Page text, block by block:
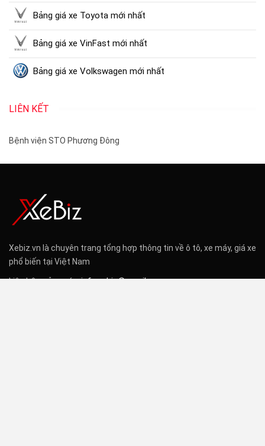
Bảng giá xe Toyota mới nhất
Bảng giá xe VinFast mới nhất
Bảng giá xe Volkswagen mới nhất
LIÊN KẾT
Bệnh viện STO Phương Đông
Xebiz.vn là chuyên trang tổng hợp thông tin về ô tô, xe máy, giá xe
phổ biến tại Việt Nam
Liên hệ quảng cáo:info.xebiz@gmail.com